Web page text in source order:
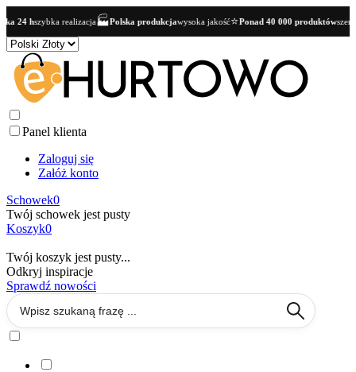
24 hszybka realizacja🏭Polska produkcjawysoka jakość⭐Ponad 40 000 produktów
Panel klienta
Zaloguj się
Załóż konto
Schowek0
Twój schowek jest pusty
Koszyk0
Twój koszyk jest pusty...
Odkryj inspiracje
Sprawdź nowości